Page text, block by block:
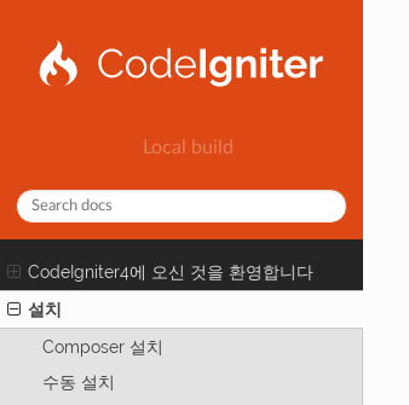
CodeIgniter4에 오신 것을 환영합니다
설치
Composer 설치
수동 설치